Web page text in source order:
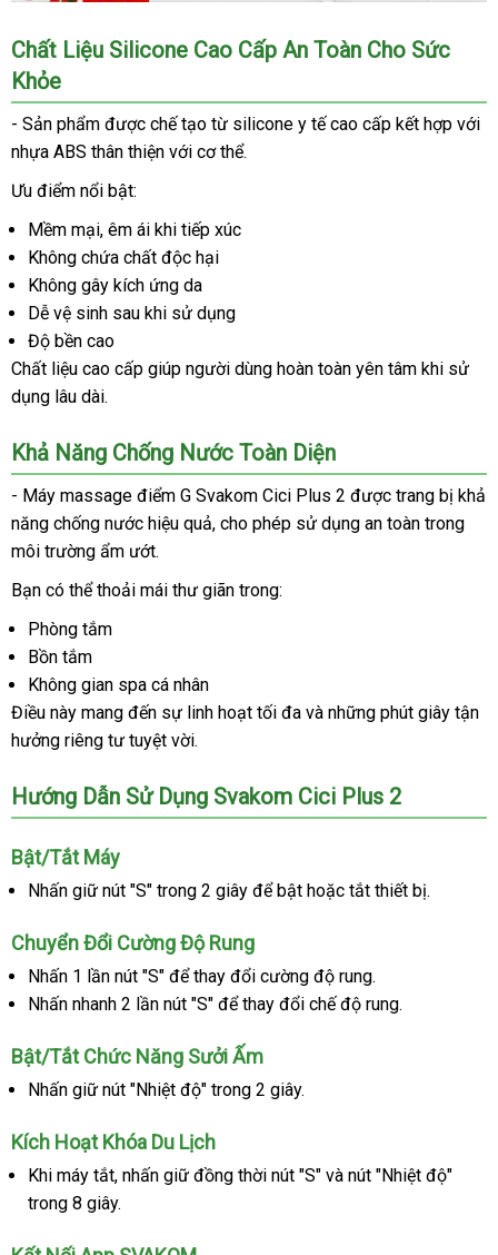
Chất Liệu Silicone Cao Cấp An Toàn Cho Sức
Khỏe
- Sản phẩm được chế tạo từ silicone y tế cao cấp kết hợp với
nhựa ABS thân thiện với cơ thể.
Ưu điểm nổi bật:
Mềm mại, êm ái khi tiếp xúc
Không chứa chất độc hại
Không gây kích ứng da
Dễ vệ sinh sau khi sử dụng
Độ bền cao
Chất liệu cao cấp giúp người dùng hoàn toàn yên tâm khi sử
dụng lâu dài.
Khả Năng Chống Nước Toàn Diện
- Máy massage điểm G Svakom Cici Plus 2 được trang bị khả
năng chống nước hiệu quả, cho phép sử dụng an toàn trong
môi trường ẩm ướt.
Bạn có thể thoải mái thư giãn trong:
Phòng tắm
Bồn tắm
Không gian spa cá nhân
Điều này mang đến sự linh hoạt tối đa và những phút giây tận
hưởng riêng tư tuyệt vời.
Hướng Dẫn Sử Dụng Svakom Cici Plus 2
Bật/Tắt Máy
Nhấn giữ nút "S" trong 2 giây để bật hoặc tắt thiết bị.
Chuyển Đổi Cường Độ Rung
Nhấn 1 lần nút "S" để thay đổi cường độ rung.
Nhấn nhanh 2 lần nút "S" để thay đổi chế độ rung.
Bật/Tắt Chức Năng Sưởi Ấm
Nhấn giữ nút "Nhiệt độ" trong 2 giây.
Kích Hoạt Khóa Du Lịch
Khi máy tắt, nhấn giữ đồng thời nút "S" và nút "Nhiệt độ"
trong 8 giây.